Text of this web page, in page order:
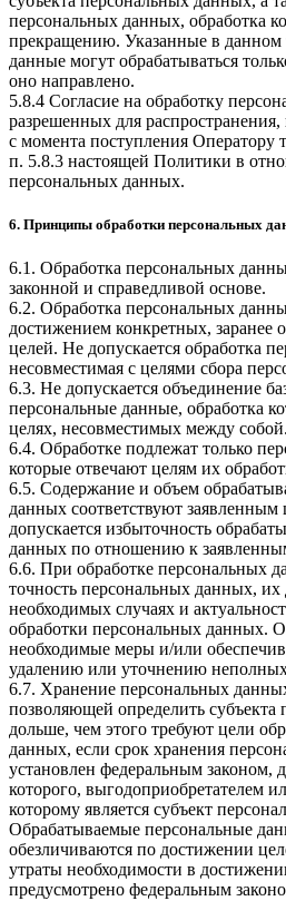
персональных данных, обработка
прекращению. Указанные в данном
данные могут обрабатываться
оно направлено.
5.8.4 Согласие на обработку
разрешенных для распространения,
с момента поступления Оператору
п. 5.8.3 настоящей Политики в
персональных данных.
6. Принципы обработки персональных
6.1. Обработка персональных
законной и справедливой основе.
6.2. Обработка персональных
достижением конкретных, заранее
целей. Не допускается обработка
несовместимая с целями сбора
6.3. Не допускается объединение
персональные данные, обработка
целях, несовместимых между собой.
6.4. Обработке подлежат только
которые отвечают целям их
6.5. Содержание и объем
данных соответствуют
допускается избыточность
данных по отношению к
6.6. При обработке персональных
точность персональных данных, их
необходимых случаях и
обработки персональных данных.
необходимые меры и/или
удалению или уточнению
6.7. Хранение персональных
позволяющей определить
дольше, чем этого требуют цели
данных, если срок хранения
установлен федеральным законом,
которого, выгодоприобретателем
которому является субъект
Обрабатываемые персональные
обезличиваются по достижении
утраты необходимости в
предусмотрено федеральным